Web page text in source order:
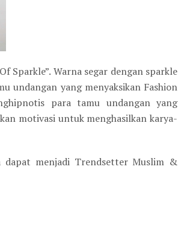
Sparkle”. Warna segar dengan sparkle
undangan yang menyaksikan Fashion
para tamu undangan yang
motivasi untuk menghasilkan karya-
dapat menjadi Trendsetter Muslim &